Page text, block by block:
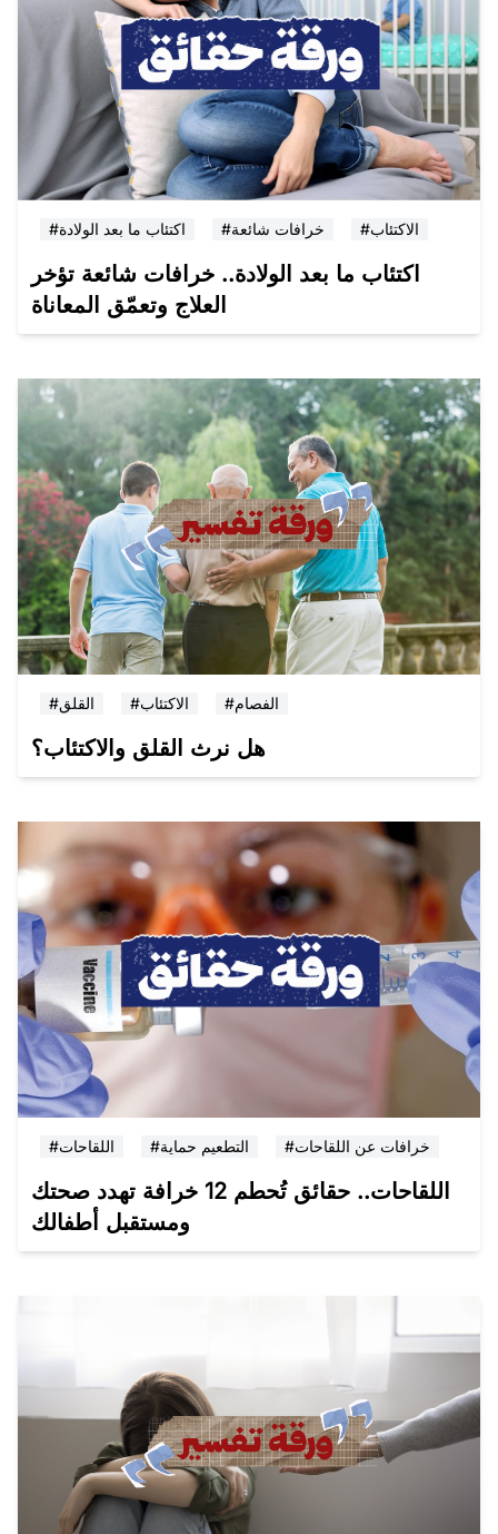
#اكتئاب ما بعد الولادة #خرافات شائعة #الاكتئاب
اكتئاب ما بعد الولادة.. خرافات شائعة تؤخر
العلاج وتعمّق المعاناة
#القلق #الاكتئاب #الفصام
هل نرث القلق والاكتئاب؟
#اللقاحات #التطعيم حماية #خرافات عن اللقاحات
اللقاحات.. حقائق تُحطم 12 خرافة تهدد صحتك
ومستقبل أطفالك